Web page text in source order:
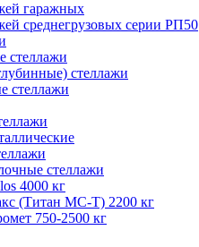
гаражных
среднегрузовых серии РП50
стеллажи
стеллажи
стеллажи
стеллажи
4000 кг
(Титан МС-Т) 2200 кг
750-2500 кг